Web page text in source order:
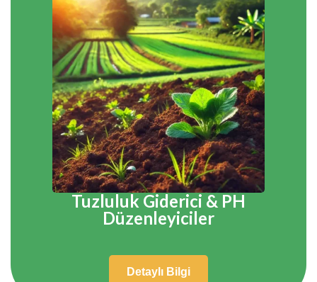
Tuzluluk Giderici & PH
Düzenleyiciler
Detaylı Bilgi